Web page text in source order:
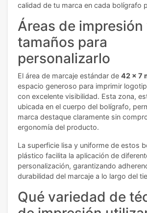
calidad de tu marca en cada bolígrafo
Áreas de impresión
tamaños para
personalizarlo
El área de marcaje estándar de 42 x 7
espacio generoso para imprimir
con excelente visibilidad. Esta zona,
ubicada en el cuerpo del bolígrafo,
marca destaque claramente sin
ergonomía del producto.
La superficie lisa y uniforme de estos
plástico facilita la aplicación de
personalización, garantizando
durabilidad del marcaje a lo largo del
Qué variedad de